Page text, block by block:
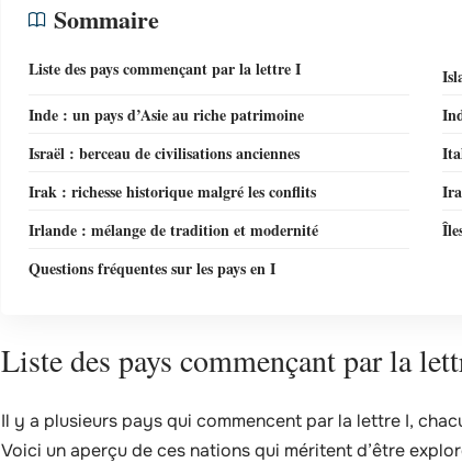
Sommaire
Liste des pays commençant par la lettre I
Inde : un pays d’Asie au riche patrimoine
Israël : berceau de civilisations anciennes
Irak : richesse historique malgré les conflits
Irlande : mélange de tradition et modernité
Questions fréquentes sur les pays en I
Liste des pays commençant par la
Il y a plusieurs pays qui commencent par la lettre I,
Voici un aperçu de ces nations qui méritent d’être